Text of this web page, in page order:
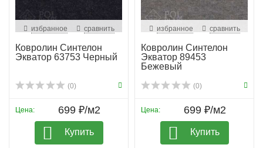
избранное сравнить
Ковролин Синтелон
Экватор 63753 Черный
(0)
Цена: 699 ₽/м2
Купить
избранное сравнить
Ковролин Синтелон
Экватор 89453
Бежевый
(0)
Цена: 699 ₽/м2
Купить